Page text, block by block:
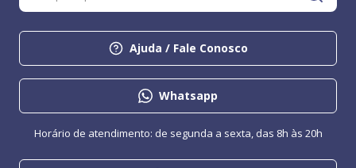
Ajuda / Fale Conosco
Whatsapp
Horário de atendimento: de segunda a sexta, das 8h às 20h